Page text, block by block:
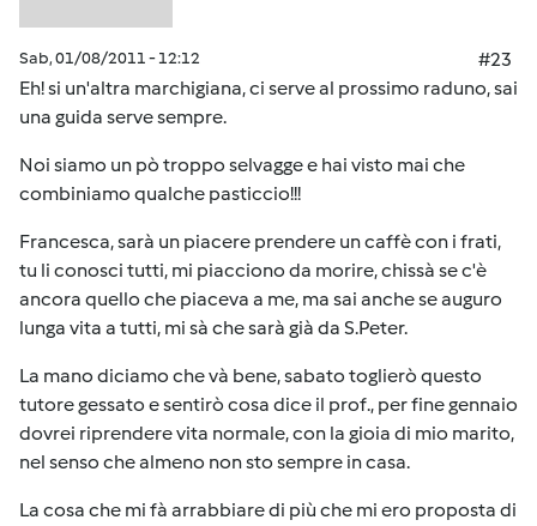
Sab, 01/08/2011 - 12:12
#23
Eh! si un'altra marchigiana, ci serve al prossimo raduno, sai
una guida serve sempre.
Noi siamo un pò troppo selvagge e hai visto mai che
combiniamo qualche pasticcio!!!
Francesca, sarà un piacere prendere un caffè con i frati,
tu li conosci tutti, mi piacciono da morire, chissà se c'è
ancora quello che piaceva a me, ma sai anche se auguro
lunga vita a tutti, mi sà che sarà già da S.Peter.
La mano diciamo che và bene, sabato toglierò questo
tutore gessato e sentirò cosa dice il prof., per fine gennaio
dovrei riprendere vita normale, con la gioia di mio marito,
nel senso che almeno non sto sempre in casa.
La cosa che mi fà arrabbiare di più che mi ero proposta di